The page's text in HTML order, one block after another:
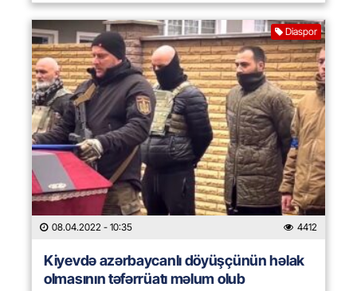
Diaspor
08.04.2022 - 10:35 4412
Kiyevdə azərbaycanlı döyüşçünün həlak
olmasının təfərrüatı məlum olub